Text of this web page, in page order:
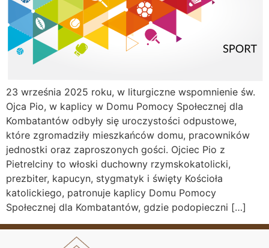
23 września 2025 roku, w liturgiczne wspomnienie św.
Ojca Pio, w kaplicy w Domu Pomocy Społecznej dla
Kombatantów odbyły się uroczystości odpustowe,
które zgromadziły mieszkańców domu, pracowników
jednostki oraz zaproszonych gości. Ojciec Pio z
Pietrelciny to włoski duchowny rzymskokatolicki,
prezbiter, kapucyn, stygmatyk i święty Kościoła
katolickiego, patronuje kaplicy Domu Pomocy
Społecznej dla Kombatantów, gdzie podopieczni […]